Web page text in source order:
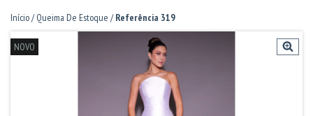
Início/ Queima De Estoque / Referência 319
NOVO